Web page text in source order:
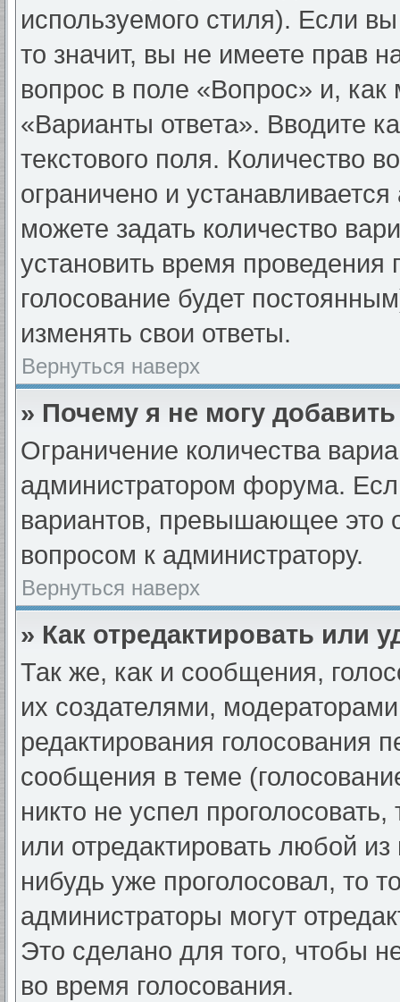
используемого стиля). Если
то значит, вы не имеете прав
вопрос в поле «Вопрос» и,
«Варианты ответа». Вводите
текстового поля. Количество
ограничено и
можете задать количество
установить время проведения
голосование будет
изменять свои ответы.
Вернуться наверх
» Почему я не могу
Ограничение количества
администратором форума.
вариантов, превышающее это
вопросом к администратору.
Вернуться наверх
» Как отредактировать или
Так же, как и сообщения,
их создателями,
редактирования голосования
сообщения в теме
никто не успел
или отредактировать любой
нибудь уже проголосовал, то
администраторы могут
Это сделано для того, чтобы
во время голосования.